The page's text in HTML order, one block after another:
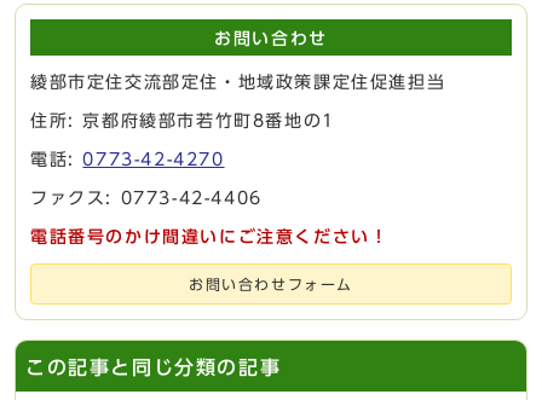
お問い合わせ
綾部市定住交流部定住・地域政策課定住促進担当
住所: 京都府綾部市若竹町8番地の1
電話:0773-42-4270
ファクス: 0773-42-4406
電話番号のかけ間違いにご注意ください！
お問い合わせフォーム
この記事と同じ分類の記事